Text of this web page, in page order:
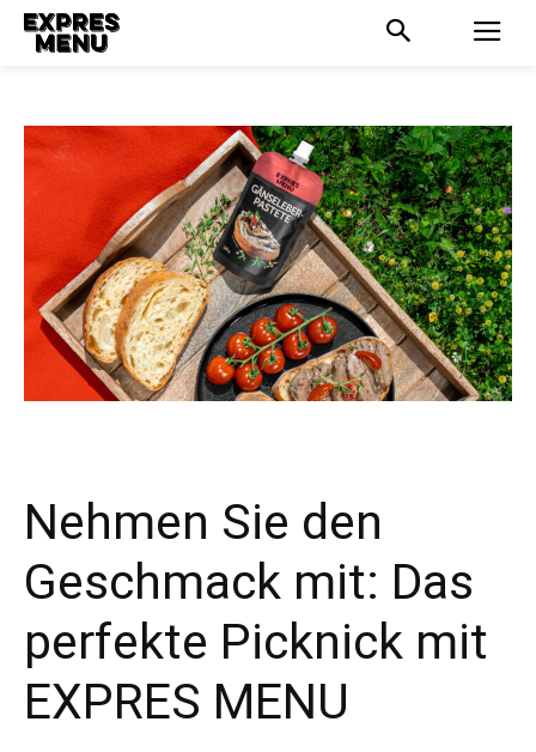
Nehmen Sie den
Geschmack mit: Das
perfekte Picknick mit
EXPRES MENU